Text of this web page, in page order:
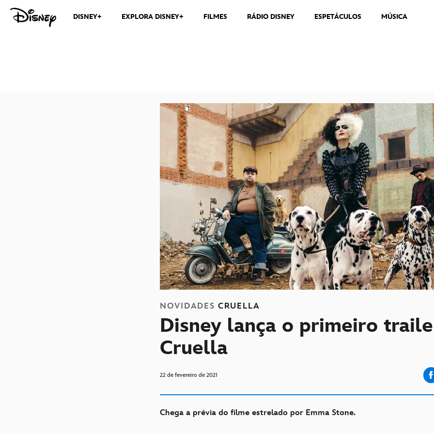
DISNEY+ EXPLORA DISNEY+ FILMES RÁDIO DISNEY ESPETÁCULOS MÚSICA
NOVIDADES CRUELLA
Disney lança o primeiro
Cruella
22 de fevereiro de 2021
Chega a prévia do filme estrelado por Emma Stone.